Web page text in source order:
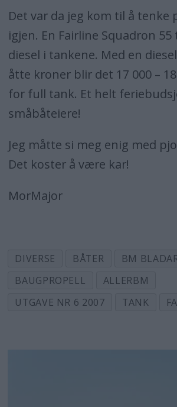
Det var da jeg kom til å tenke
igjen. En Fairline Squadron
diesel i tankene. Med en
åtte kroner blir det 17 000 –
for full tank. Et helt
småbåteiere!
Jeg måtte si meg enig med
Det koster å være kar!
MorMajor
DIVERSE BÅTER
BM
BAUGPROPELL
ALLERBM
UTGAVE NR 6 2007
TANK